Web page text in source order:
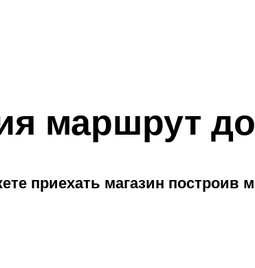
маршрут
приехать магазин построив